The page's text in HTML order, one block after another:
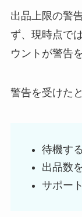
出品上限の警
ず、現時点で
ウントが警告
警告を受けた
待機する
出品数
サポー